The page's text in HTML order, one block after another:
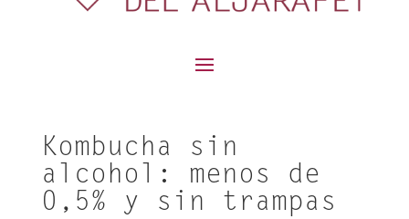
Kombucha sin
alcohol: menos de
0,5% y sin trampas